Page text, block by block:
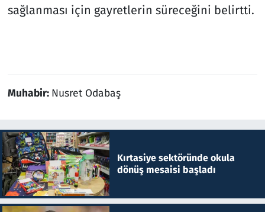
sağlanması için gayretlerin süreceğini belirtti.
Muhabir: Nusret Odabaş
Kırtasiye sektöründe okula
dönüş mesaisi başladı